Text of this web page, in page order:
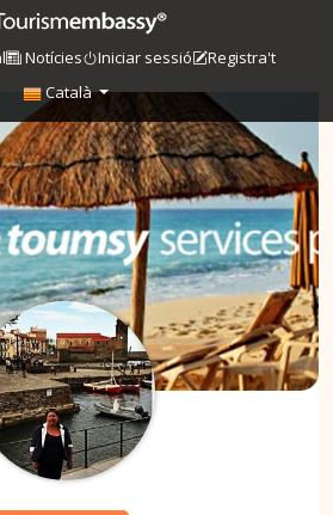
Notícies Iniciar sessió
Registra't
Català